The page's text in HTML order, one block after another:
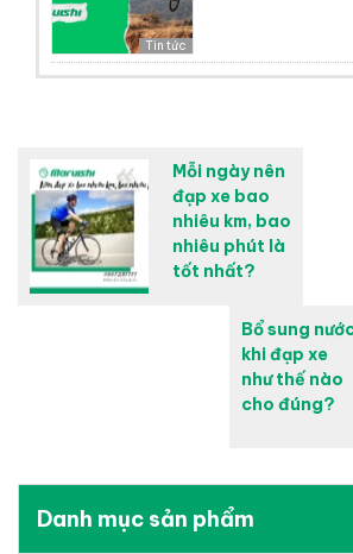
Tin tức
Mỗi ngày nên
đạp xe bao
nhiêu km, bao
nhiêu phút là
tốt nhất?
Bổ sung
khi đạp xe
như thế nào
cho đúng?
Danh mục sản phẩm